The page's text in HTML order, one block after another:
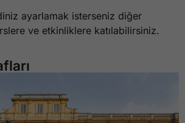
ayarlamak isterseniz diğer
ve etkinliklere katılabilirsiniz.